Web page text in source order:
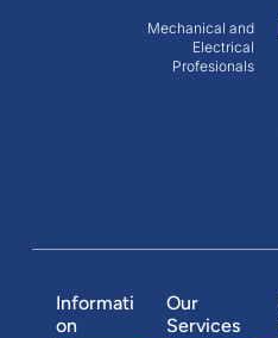
Mechanical and
Electrical
Profesionals
Informati
on
Our
Services